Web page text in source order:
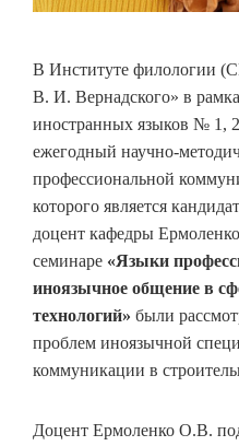
В Институте
В. И. Вернадского» в
иностранных языков № 1,
ежегодный научно-
профессиональной
которого является
доцент кафедры
семинаре «Языки
иноязычное общение в
технологий» были
проблем иноязычной
коммуникации в
Доцент Ермоленко О.В.